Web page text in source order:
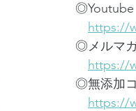
◎Youtube
https://
◎メルマガ
https://
◎無添加コ
https://